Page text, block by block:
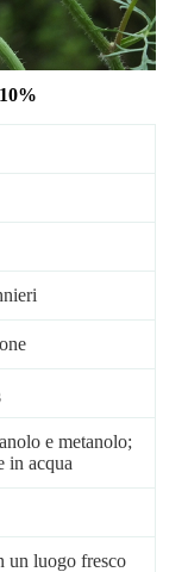
e metanolo;
in acqua
un luogo fresco